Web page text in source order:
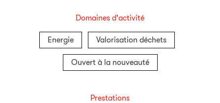
Domaines d'activité
Energie Valorisation déchets
Ouvert à la nouveauté
Prestations